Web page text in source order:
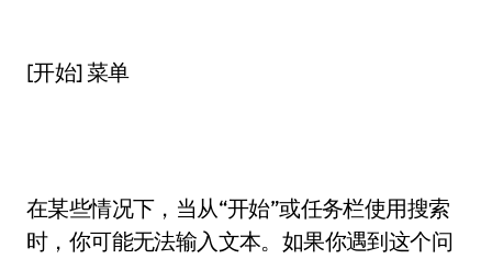
[开始] 菜单
在某些情况下，当从“开始”或任务栏使用搜索
时，你可能无法输入文本。如果你遇到这个问